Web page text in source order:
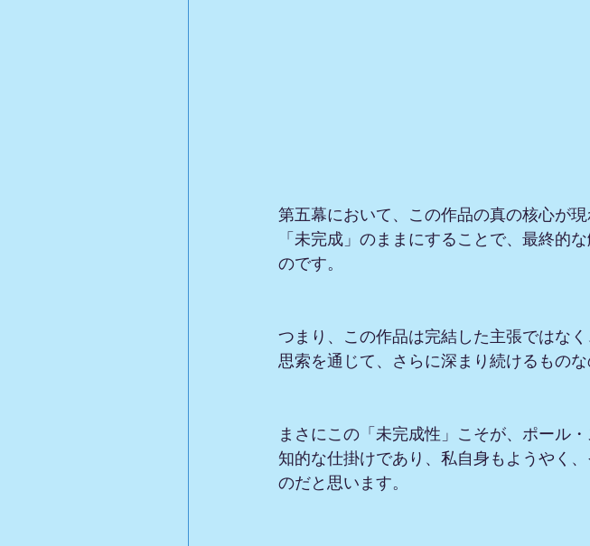
第五幕において、この作品の真の核心が
「未完成」のままにすることで、最終的
のです。
つまり、この作品は完結した主張ではな
思索を通じて、さらに深まり続けるものな
まさにこの「未完成性」こそが、ポール
知的な仕掛けであり、私自身もようやく
のだと思います。